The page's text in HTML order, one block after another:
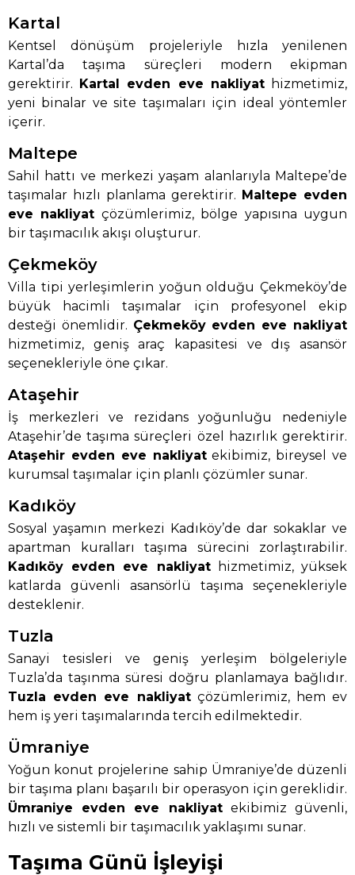
Kartal
Kentsel dönüşüm projeleriyle hızla yenilenen
Kartal’da taşıma süreçleri modern ekipman
gerektirir. Kartal evden eve nakliyathizmetimiz,
yeni binalar ve site taşımaları için ideal yöntemler
içerir.
Maltepe
Sahil hattı ve merkezi yaşam alanlarıyla Maltepe’de
taşımalar hızlı planlama gerektirir. Maltepe evden
eve nakliyat çözümlerimiz, bölge yapısına uygun
bir taşımacılık akışı oluşturur.
Çekmeköy
Villa tipi yerleşimlerin yoğun olduğu Çekmeköy’de
büyük hacimli taşımalar için profesyonel ekip
desteği önemlidir. Çekmeköy evden eve nakliyat
hizmetimiz, geniş araç kapasitesi ve dış asansör
seçenekleriyle öne çıkar.
Ataşehir
İş merkezleri ve rezidans yoğunluğu nedeniyle
Ataşehir’de taşıma süreçleri özel hazırlık gerektirir.
Ataşehir evden eve nakliyatekibimiz, bireysel ve
kurumsal taşımalar için planlı çözümler sunar.
Kadıköy
Sosyal yaşamın merkezi Kadıköy’de dar sokaklar ve
apartman kuralları taşıma sürecini zorlaştırabilir.
Kadıköy evden eve nakliyathizmetimiz, yüksek
katlarda güvenli asansörlü taşıma seçenekleriyle
desteklenir.
Tuzla
Sanayi tesisleri ve geniş yerleşim bölgeleriyle
Tuzla’da taşınma süresi doğru planlamaya bağlıdır.
Tuzla evden eve nakliyatçözümlerimiz, hem ev
hem iş yeri taşımalarında tercih edilmektedir.
Ümraniye
Yoğun konut projelerine sahip Ümraniye’de düzenli
bir taşıma planı başarılı bir operasyon için gereklidir.
Ümraniye evden eve nakliyatekibimiz güvenli,
hızlı ve sistemli bir taşımacılık yaklaşımı sunar.
Taşıma Günü İşleyişi